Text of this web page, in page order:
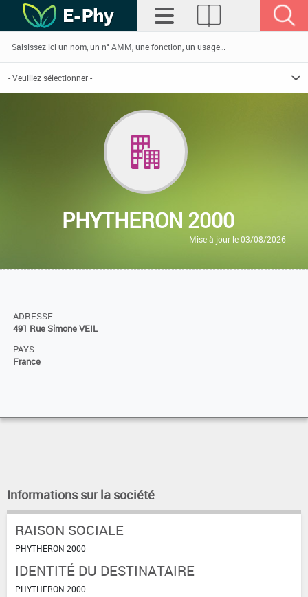
PHYTHERON 2000
Mise à jour le 03/08/2026
ADRESSE :
491 Rue Simone VEIL
PAYS :
France
Informations sur la société
RAISON SOCIALE
PHYTHERON 2000
IDENTITÉ DU DESTINATAIRE
PHYTHERON 2000